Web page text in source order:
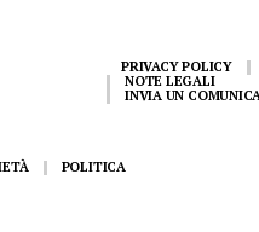
PRIVACY POLICY
NOTE LEGALI
INVIA UN
POLITICA